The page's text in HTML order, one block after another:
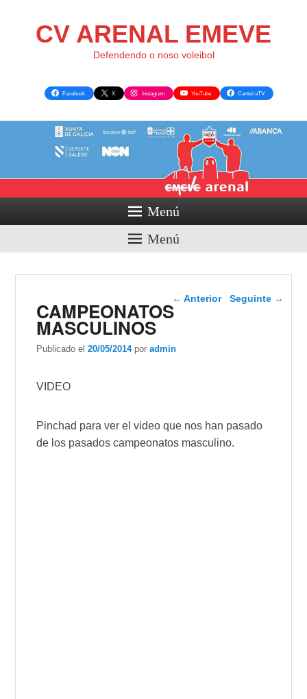
CV ARENAL EMEVE
Defendendo o noso voleibol
Facebook X Instagram YouTube CanteiraTV
Menú
Menú
Navegador de artigos
← Anterior Seguinte →
CAMPEONATOS
MASCULINOS
Publicado el20/05/2014 poradmin
VIDEO
Pinchad para ver el video que nos han pasado
de los pasados campeonatos masculino.